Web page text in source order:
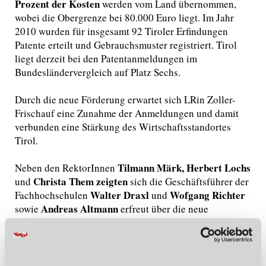
Prozent der Kostenwerden vom Land übernommen,
wobei die Obergrenze bei 80.000 Euro liegt. Im Jahr
2010 wurden für insgesamt 92 Tiroler Erfindungen
Patente erteilt und Gebrauchsmuster registriert. Tirol
liegt derzeit bei den Patentanmeldungen im
Bundesländervergleich auf Platz Sechs.
Durch die neue Förderung erwartet sich LRin Zoller-
Frischauf eine Zunahme der Anmeldungen und damit
verbunden eine Stärkung des Wirtschaftsstandortes
Tirol.
Neben den RektorInnen Tilmann Märk, Herbert Lochs
und Christa Them zeigtensich die Geschäftsführer der
Fachhochschulen Walter Draxlund Wofgang Richter
sowie Andreas Altmannerfreut über die neue
Fördermaßnahme: "Dies ist eine Sternstunde für die
Zusammenarbeit zwischen Wissenschaft und